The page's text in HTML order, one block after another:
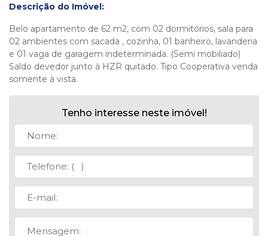
Descrição do Imóvel:
Belo apartamento de 62 m2, com 02 dormitórios, sala para
02 ambientes com sacada , cozinha, 01 banheiro, lavanderia
e 01 vaga de garagem indeterminada. (Semi mobiliado)
Saldo devedor junto à HZR quitado. Tipo Cooperativa venda
somente à vista.
Tenho interesse neste imóvel!